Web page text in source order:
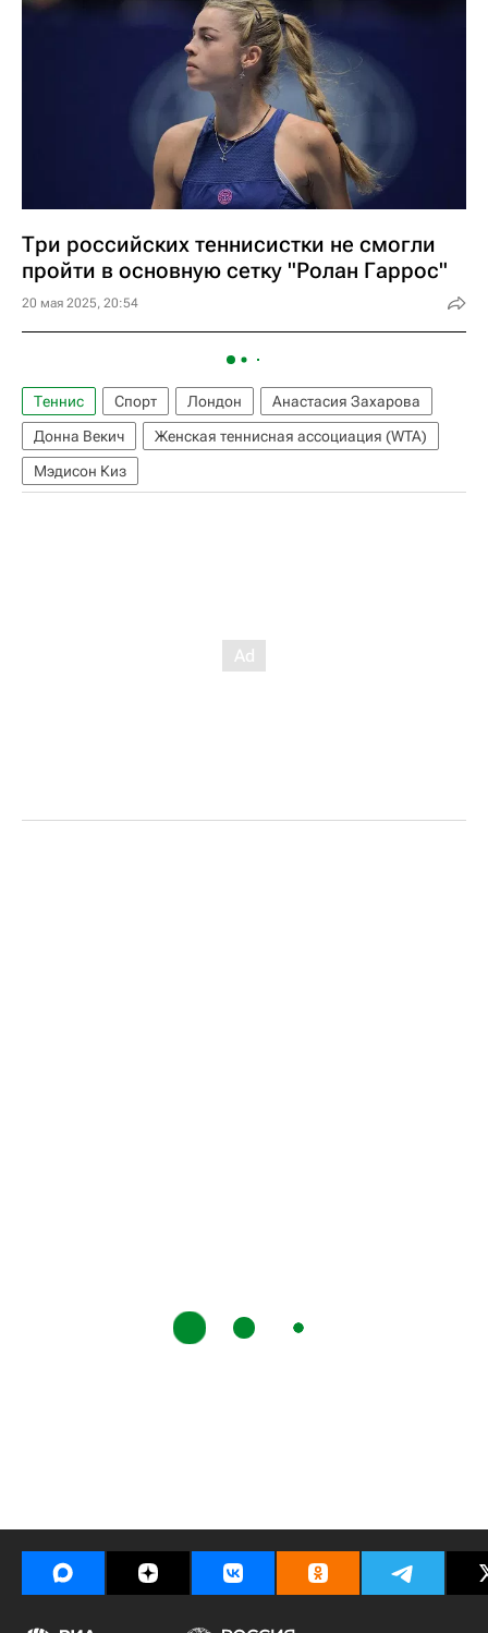
Три российских теннисистки не смогли
пройти в основную сетку "Ролан Гаррос"
20 мая 2025, 20:54
Теннис Спорт Лондон
Анастасия Захарова
Донна Векич
Женская теннисная ассоциация (WTA)
Мэдисон Киз